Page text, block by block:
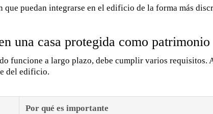
que puedan integrarse en el edificio de la forma más
una casa protegida como patrimonio
funcione a largo plazo, debe cumplir varios requisitos.
del edificio.
Por qué es importante